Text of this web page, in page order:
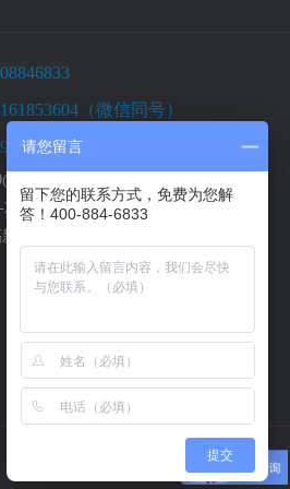
（微信同号）
技术开发区创业大道39号
请您留言
留下您的联系方式，免费为您解
答！400-884-6833
提交